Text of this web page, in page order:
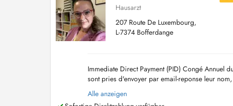
Hausarzt
207 Route De Luxembourg,
L-7374 Bofferdange
Immediate Direct Payment (PID) Congé Annuel
sont pries d'envoyer par email-reponse leur
horaire par patient svp Consultation pour...
Alle anzeigen